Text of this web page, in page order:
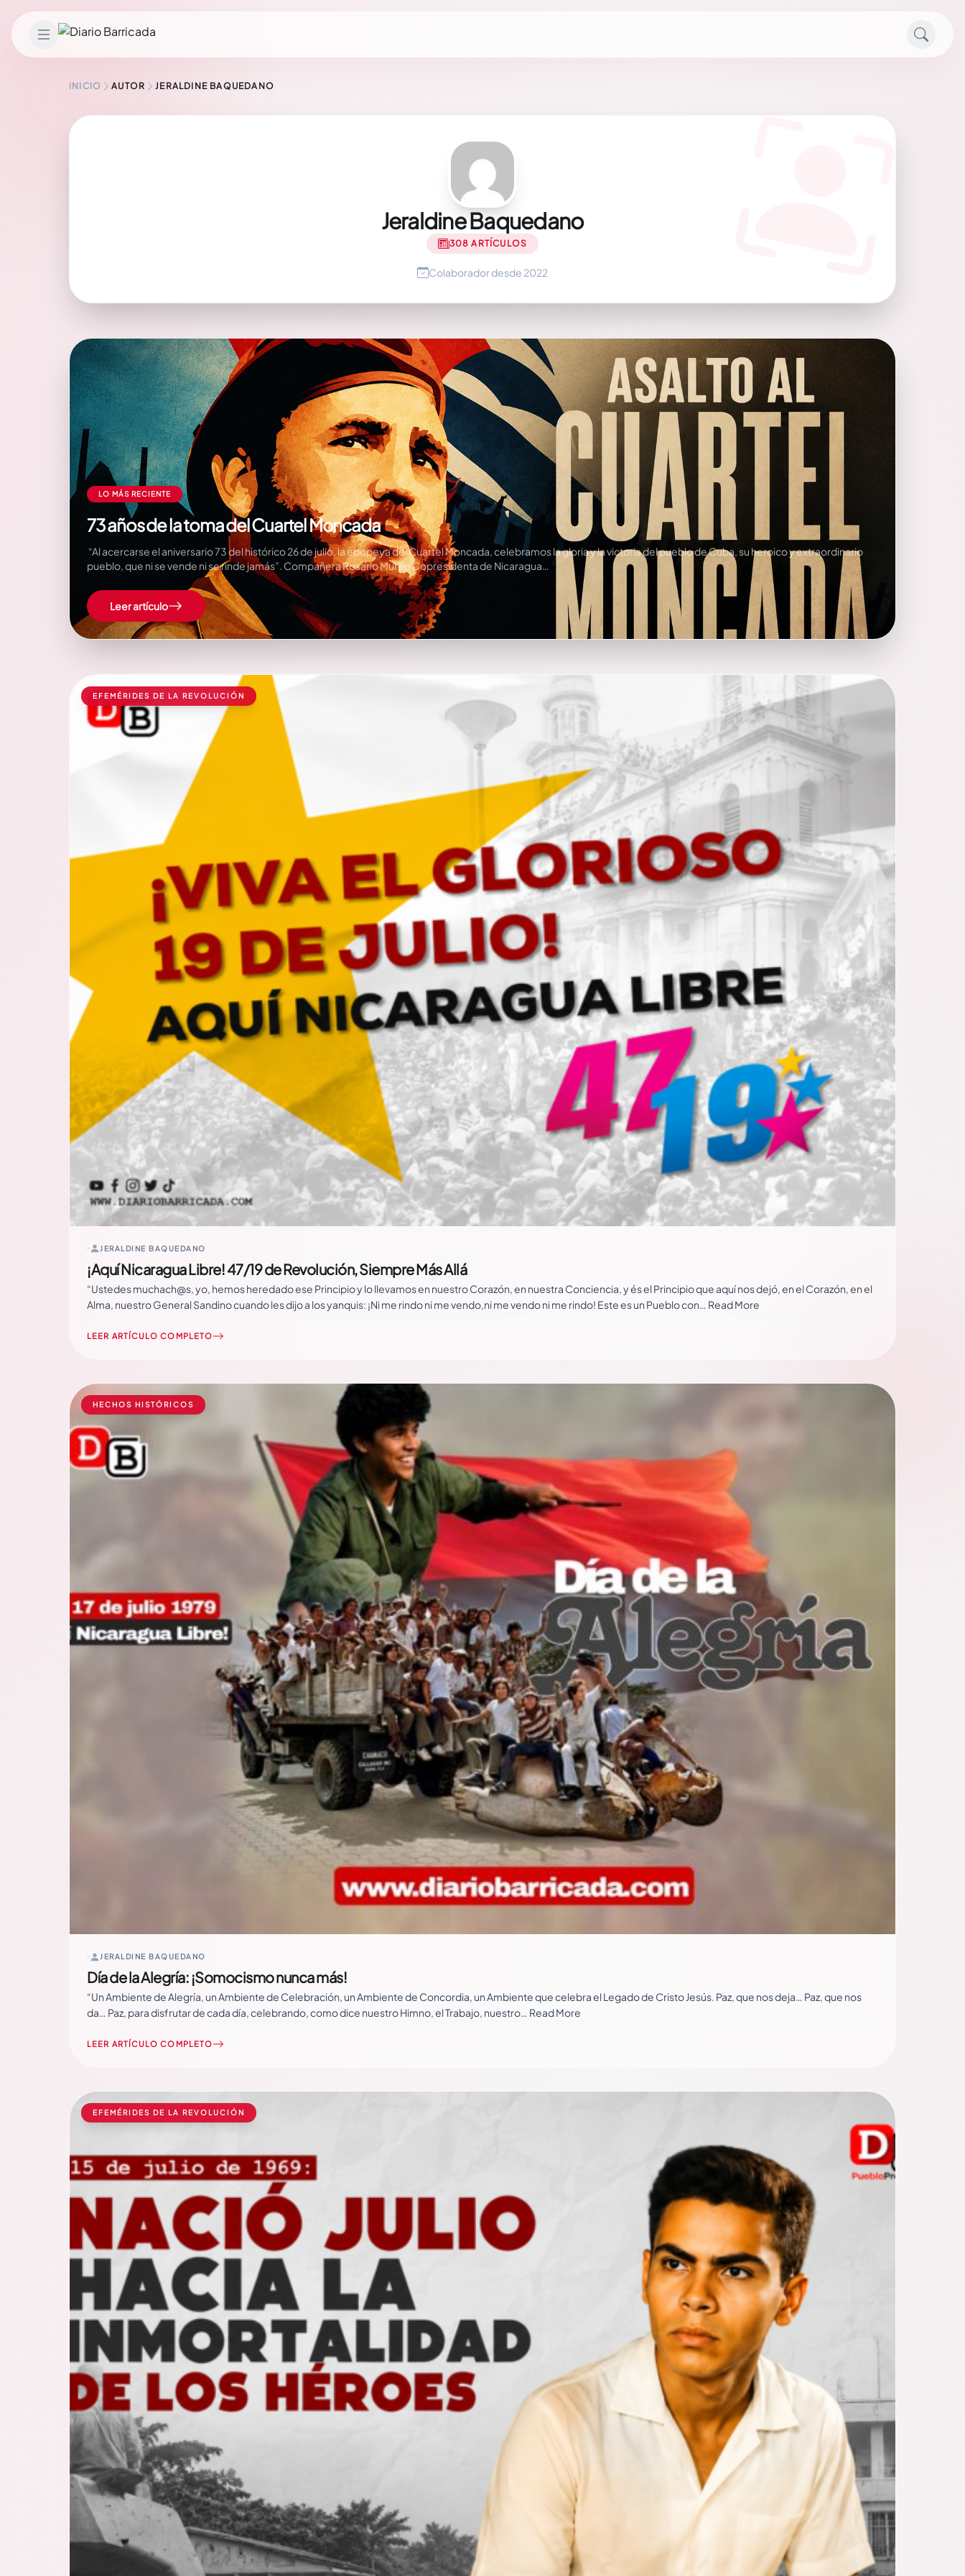
INICIO AUTOR JERALDINE BAQUEDANO
Jeraldine Baquedano
308 ARTÍCULOS
Colaborador desde 2022
LO MÁS RECIENTE
73 años de la toma del Cuartel Moncada
“Al acercarse el aniversario 73 del histórico 26 de julio, la epopeya del Cuartel Moncada, celebramos la gloria y la victoria del pueblo de Cuba, su heroico y extraordinario
pueblo, que ni se vende ni se rinde jamás”. Compañera Rosario Murillo Copresidenta de Nicaragua…
Leer artículo
EFEMÉRIDES DE LA REVOLUCIÓN
JERALDINE BAQUEDANO
¡Aquí Nicaragua Libre! 47/19 de Revolución, Siempre Más Allá
“Ustedes muchach@s, yo, hemos heredado ese Principio y lo llevamos en nuestro Corazón, en nuestra Conciencia, y és el Principio que aquí nos dejó, en el Corazón, en el
Alma, nuestro General Sandino cuando les dijo a los yanquis: ¡Ni me rindo ni me vendo,ni me vendo ni me rindo! Este es un Pueblo con… Read More
LEER ARTÍCULO COMPLETO
HECHOS HISTÓRICOS
JERALDINE BAQUEDANO
Día de la Alegría: ¡Somocismo nunca más!
“Un Ambiente de Alegría, un Ambiente de Celebración, un Ambiente de Concordia, un Ambiente que celebra el Legado de Cristo Jesús. Paz, que nos deja… Paz, que nos
da… Paz, para disfrutar de cada día, celebrando, como dice nuestro Himno, el Trabajo, nuestro… Read More
LEER ARTÍCULO COMPLETO
EFEMÉRIDES DE LA REVOLUCIÓN